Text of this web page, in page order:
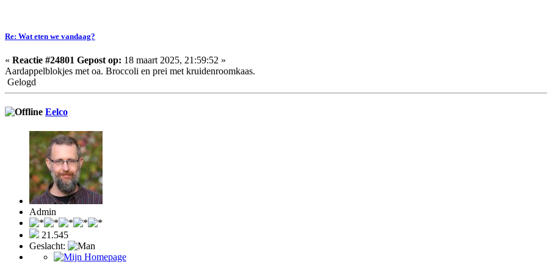
Re: Wat eten we vandaag?
« Reactie #24801 Gepost op: 18 maart 2025, 21:59:52 »
Aardappelblokjes met oa. Broccoli en prei met kruidenroomkaas.
Gelogd
Eelco
Admin
21.545
Geslacht: